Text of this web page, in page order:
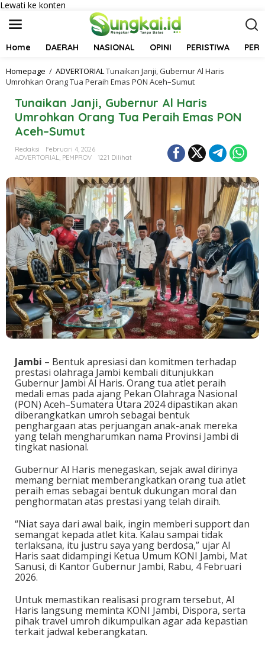
Lewati ke konten
Home DAERAH NASIONAL OPINI PERISTIWA
Homepage / ADVERTORIALTunaikan Janji, Gubernur Al Haris
Umrohkan Orang Tua Peraih Emas PON Aceh–Sumut
Tunaikan Janji, Gubernur Al Haris
Umrohkan Orang Tua Peraih Emas PON
Aceh–Sumut
Redaksi
Februari 4, 2026
ADVERTORIAL, PEMPROV 1221 Dilihat
Jambi – Bentuk apresiasi dan komitmen terhadap
prestasi olahraga Jambi kembali ditunjukkan
Gubernur Jambi Al Haris. Orang tua atlet peraih
medali emas pada ajang Pekan Olahraga Nasional
(PON) Aceh–Sumatera Utara 2024 dipastikan akan
diberangkatkan umroh sebagai bentuk
penghargaan atas perjuangan anak-anak mereka
yang telah mengharumkan nama Provinsi Jambi di
tingkat nasional.
Gubernur Al Haris menegaskan, sejak awal dirinya
memang berniat memberangkatkan orang tua atlet
peraih emas sebagai bentuk dukungan moral dan
penghormatan atas prestasi yang telah diraih.
“Niat saya dari awal baik, ingin memberi support dan
semangat kepada atlet kita. Kalau sampai tidak
terlaksana, itu justru saya yang berdosa,” ujar Al
Haris saat didampingi Ketua Umum KONI Jambi, Mat
Sanusi, di Kantor Gubernur Jambi, Rabu, 4 Februari
2026.
Untuk memastikan realisasi program tersebut, Al
Haris langsung meminta KONI Jambi, Dispora, serta
pihak travel umroh dikumpulkan agar ada kepastian
terkait jadwal keberangkatan.